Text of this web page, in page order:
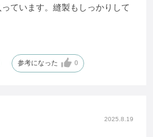
ています。縫製もしっかりして
参考になった 0
2025.8.19